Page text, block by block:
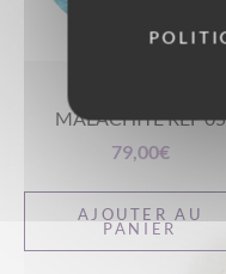
CHRYSOCOLLE-
MALACHITE RÉF 05
79,00€
AJOUTER AU
PANIER